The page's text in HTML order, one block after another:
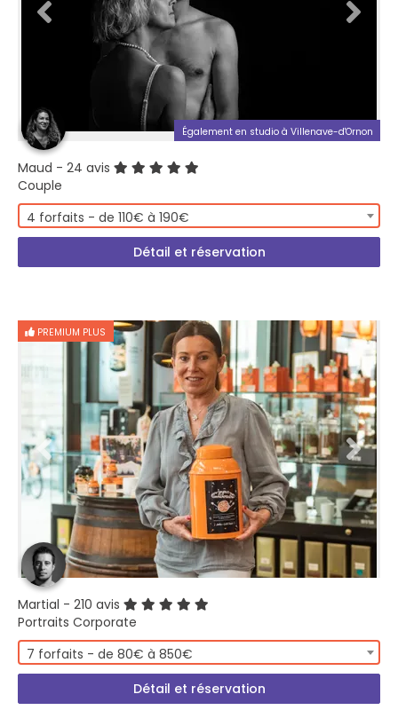
Également en studio à Villenave-d'Ornon
Maud - 24 avis
Couple
4 forfaits - de 110€ à 190€
Détail et réservation
PREMIUM PLUS
Martial - 210 avis
Portraits Corporate
7 forfaits - de 80€ à 850€
Détail et réservation